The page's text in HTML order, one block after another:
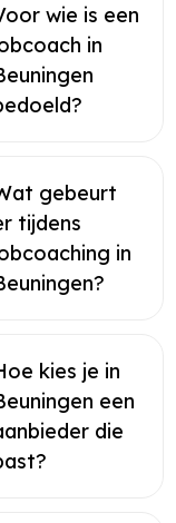
wie is een
in
gebeurt
tijdens
in
kies je in
een
die